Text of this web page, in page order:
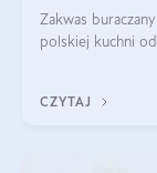
Zakwas
polskiej kuchni
CZYTAJ